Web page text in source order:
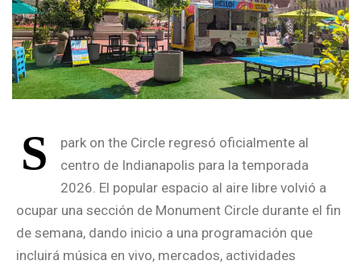
S
park on the Circle regresó oficialmente al
centro de Indianapolis para la temporada
2026. El popular espacio al aire libre volvió a
ocupar una sección de Monument Circle durante el fin
de semana, dando inicio a una programación que
incluirá música en vivo, mercados, actividades